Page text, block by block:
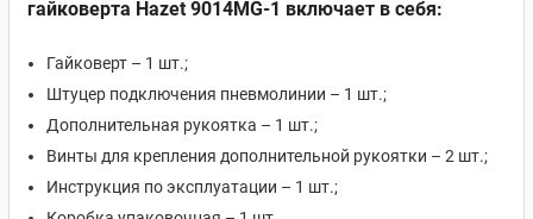
гайковерта Hazet 9014MG-1 включает в себя:
Гайковерт – 1 шт.;
Штуцер подключения пневмолинии – 1 шт.;
Дополнительная рукоятка – 1 шт.;
Винты для крепления дополнительной рукоятки – 2 шт.;
Инструкция по эксплуатации – 1 шт.;